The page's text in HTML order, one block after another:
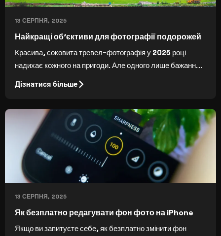
13 СЕРПНЯ, 2025
Найкращі об’єктиви для фотографії подорожей
Красива, соковита тревел-фотографія у 2025 році
надихає кожного на пригоди. Але одного лише бажання
відповідне обладнання. Тут ви дізнаєтеся про найкращий
Дізнатися більше
13 СЕРПНЯ, 2025
Як безплатно редагувати фон фото на iPhone
Якщо ви запитуєте себе, як безплатно змінити фон